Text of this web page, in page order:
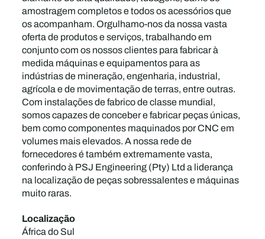
amostragem completos e todos os acessórios que
os acompanham. Orgulhamo-nos da nossa vasta
oferta de produtos e serviços, trabalhando em
conjunto com os nossos clientes para fabricar à
medida máquinas e equipamentos para as
indústrias de mineração, engenharia, industrial,
agrícola e de movimentação de terras, entre outras.
Com instalações de fabrico de classe mundial,
somos capazes de conceber e fabricar peças únicas,
bem como componentes maquinados por CNC em
volumes mais elevados. A nossa rede de
fornecedores é também extremamente vasta,
conferindo à PSJ Engineering (Pty) Ltd a liderança
na localização de peças sobressalentes e máquinas
muito raras.
Localização
África do Sul